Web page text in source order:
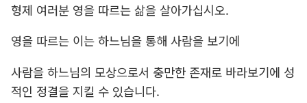
형제 여러분 영을 따르는 삶을 살아가십시오.
영을 따르는 이는 하느님을 통해 사람을 보기에
사람을 하느님의 모상으로서 충만한 존재로 바라보기에 성
적인 정결을 지킬 수 있습니다.